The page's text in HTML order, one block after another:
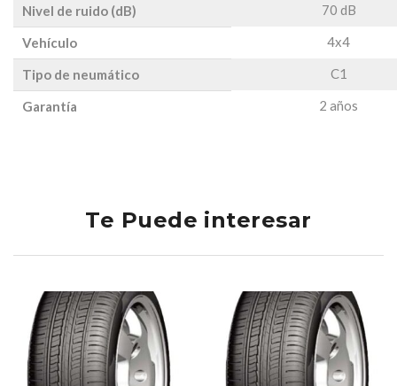
Nivel de ruido (dB)
70 dB
Vehículo 4x4
Tipo de neumático C1
Garantía 2 años
Te Puede interesar